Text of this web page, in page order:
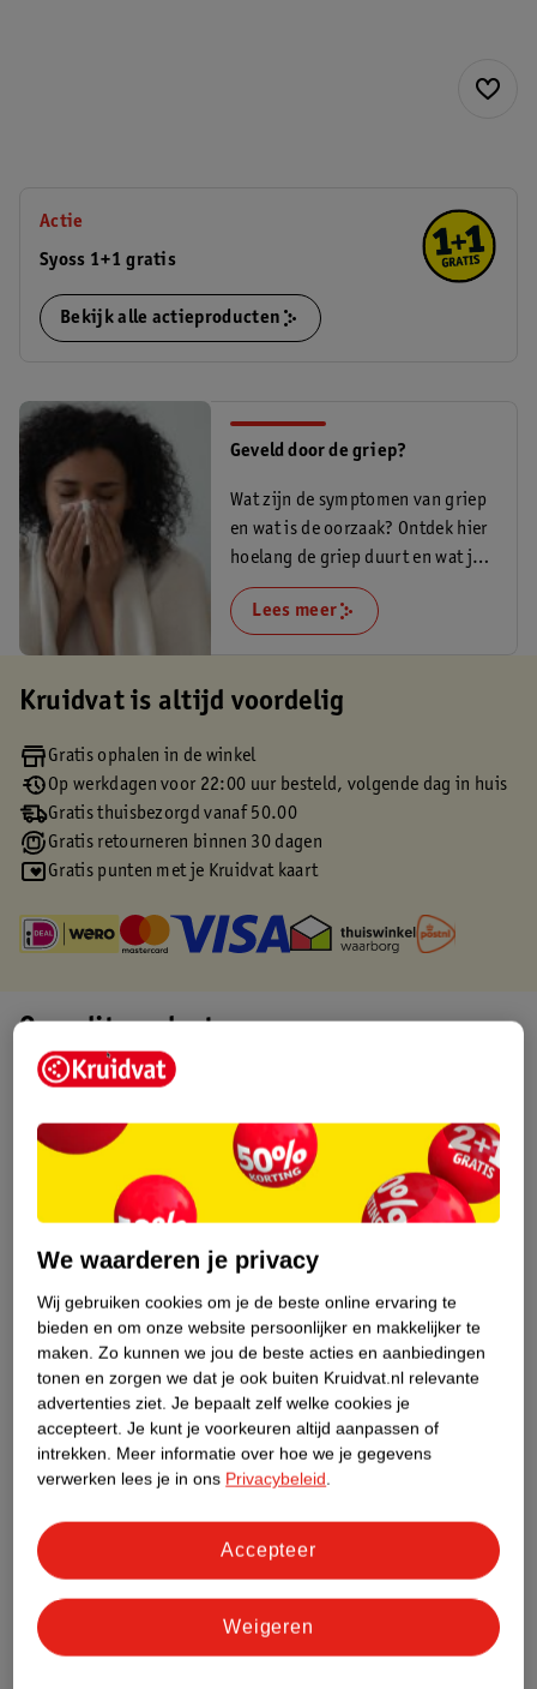
Actie
Syoss 1+1 gratis
Bekijk alle actieproducten
Geveld door de griep?
Wat zijn de symptomen van griep
en wat is de oorzaak? Ontdek hier
hoelang de griep duurt en wat je
kan doen.
Lees meer
Kruidvat is altijd voordelig
Gratis ophalen in de winkel
Op werkdagen voor 22:00 uur besteld, volgende dag in huis
Gratis thuisbezorgd vanaf 50.00
Gratis retourneren binnen 30 dagen
Gratis punten met je Kruidvat kaart
Over dit product
Productinformatie
Etiketinformatie
Nature Impact Score
Dit product heeft (nog) geen Nature
Meer informatie
Bestel & Bezorginformatie
Alle Permanente haarverf
Hoe controleren wij de reviews?
We waarderen je privacy
Wij gebruiken cookies om je de beste online ervaring te
bieden en om onze website persoonlijker en makkelijker te
maken. Zo kunnen we jou de beste acties en aanbiedingen
tonen en zorgen we dat je ook buiten Kruidvat.nl relevante
advertenties ziet. Je bepaalt zelf welke cookies je
accepteert. Je kunt je voorkeuren altijd aanpassen of
intrekken. Meer informatie over hoe we je gegevens
verwerken lees je in ons Privacybeleid.
Weigeren
Accepteer